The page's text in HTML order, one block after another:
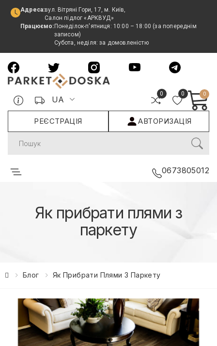
Адреса:вул. Вітряні Гори, 17, м. Київ,
Салон підлог «АРКВУД»
Працюємо: Понеділок-п'ятниця: 10:00 – 18:00 (за попереднім
записом)
Субота, неділя: за домовленістю
UA
0 0 0
РЕЄСТРАЦІЯ АВТОРИЗАЦІЯ
Search
0673805012
Як прибрати плями з
паркету
Блог Як Прибрати Плями З Паркету